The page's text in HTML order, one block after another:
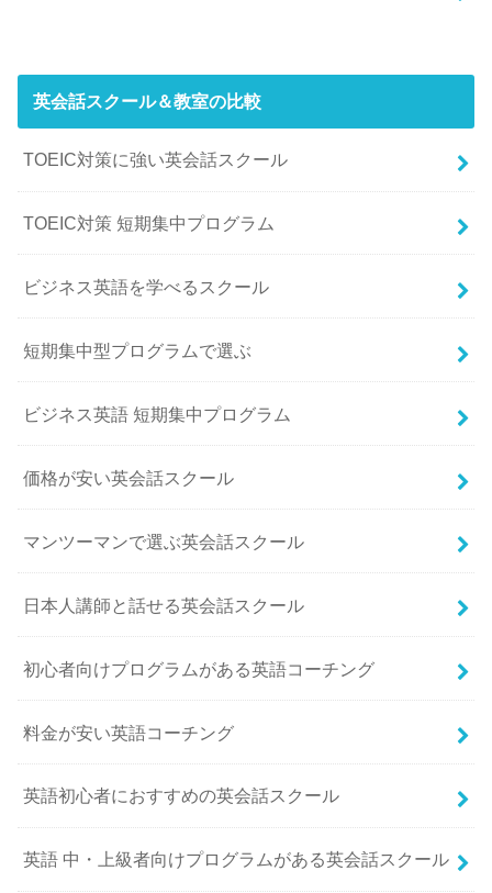
英会話スクール＆教室の比較
TOEIC対策に強い英会話スクール
TOEIC対策 短期集中プログラム
ビジネス英語を学べるスクール
短期集中型プログラムで選ぶ
ビジネス英語 短期集中プログラム
価格が安い英会話スクール
マンツーマンで選ぶ英会話スクール
日本人講師と話せる英会話スクール
初心者向けプログラムがある英語コーチング
料金が安い英語コーチング
英語初心者におすすめの英会話スクール
英語 中・上級者向けプログラムがある英会話スクール